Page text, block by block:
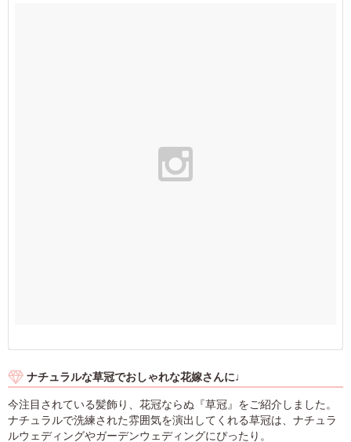
ナチュラルな草冠でおしゃれな花嫁さんに♩
今注目されている髪飾り、花冠ならぬ『草冠』をご紹介しました。
ナチュラルで洗練された雰囲気を演出してくれる草冠は、ナチュラ
ルウェディングやガーデンウェディングにぴったり。